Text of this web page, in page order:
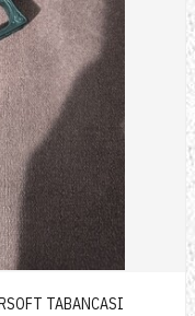
TABANCASI